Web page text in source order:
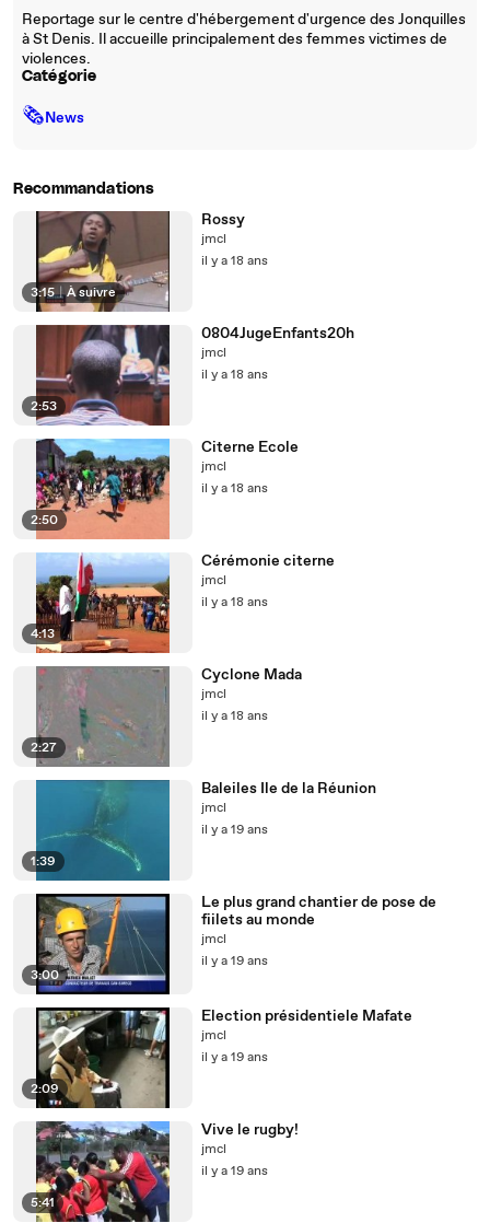
Reportage sur le centre d'hébergement d'urgence des Jonquilles
à St Denis. Il accueille principalement des femmes victimes de
violences.
Catégorie
🗞News
Recommandations
3:15 | À suivre
Rossy
jmcl
il y a 18 ans
2:53
0804JugeEnfants20h
jmcl
il y a 18 ans
2:50
Citerne Ecole
jmcl
il y a 18 ans
4:13
Cérémonie citerne
jmcl
il y a 18 ans
2:27
Cyclone Mada
jmcl
il y a 18 ans
1:39
Baleiles Ile de la Réunion
jmcl
il y a 19 ans
3:00
Le plus grand chantier de pose de
fiilets au monde
jmcl
il y a 19 ans
2:09
Election présidentiele Mafate
jmcl
il y a 19 ans
5:41
Vive le rugby!
jmcl
il y a 19 ans